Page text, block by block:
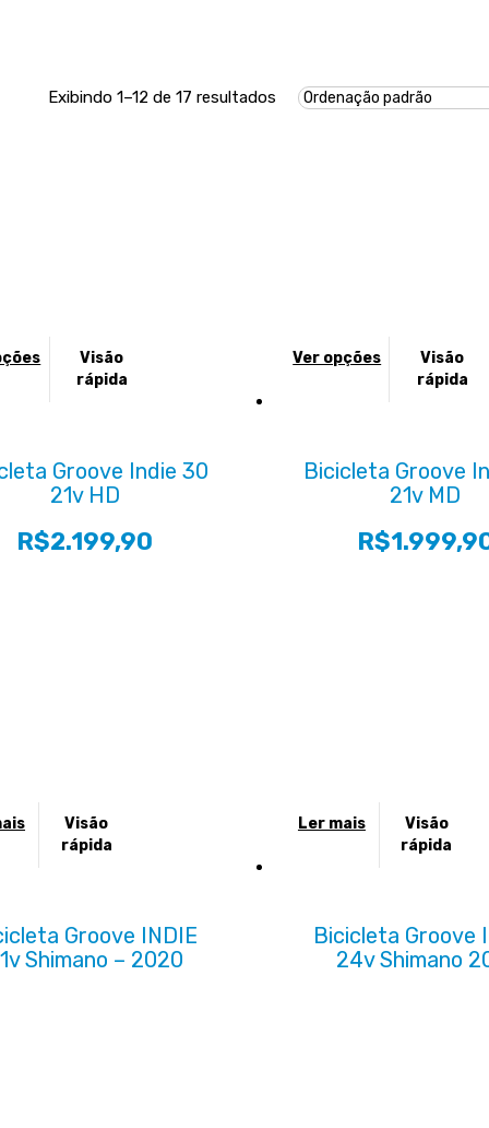
Exibindo 1–12 de 17 resultados
Visão
rápida
Groove Indie 30
21v HD
R$2.199,90
Ver opções
Este
produto
Visão
rápida
Bicicleta Groove
21v MD
R$
Visão
rápida
Groove INDIE
Shimano – 2020
Ler mais
Visão
rápida
Bicicleta Groove
24v Shimano